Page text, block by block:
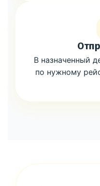
В назначенный
по нужному